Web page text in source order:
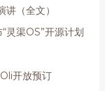
（全文）
灵渠OS”开源计划
开放预订